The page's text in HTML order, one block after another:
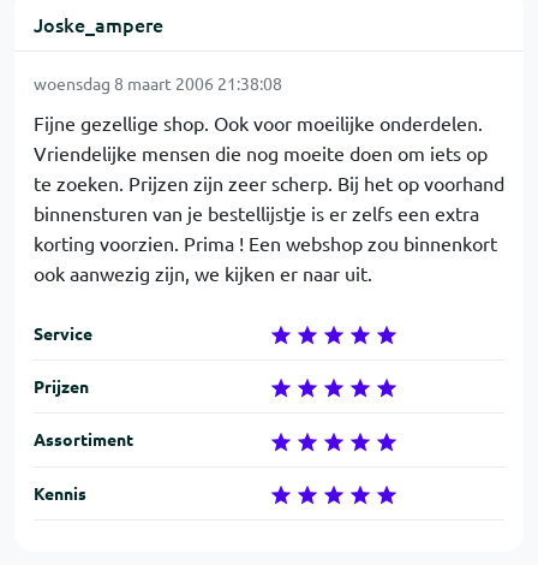
Joske_ampere
woensdag 8 maart 2006 21:38:08
Fijne gezellige shop. Ook voor moeilijke onderdelen.
Vriendelijke mensen die nog moeite doen om iets op
te zoeken. Prijzen zijn zeer scherp. Bij het op voorhand
binnensturen van je bestellijstje is er zelfs een extra
korting voorzien. Prima ! Een webshop zou binnenkort
ook aanwezig zijn, we kijken er naar uit.
Service
Prijzen
Assortiment
Kennis